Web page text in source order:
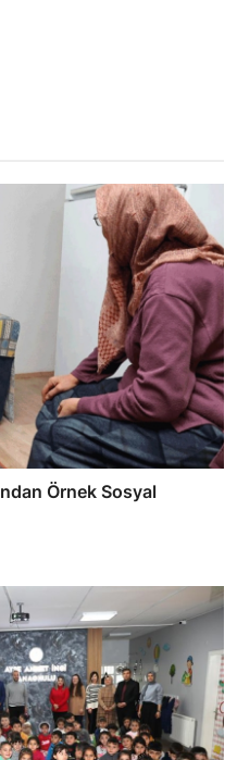
Örnek Sosyal